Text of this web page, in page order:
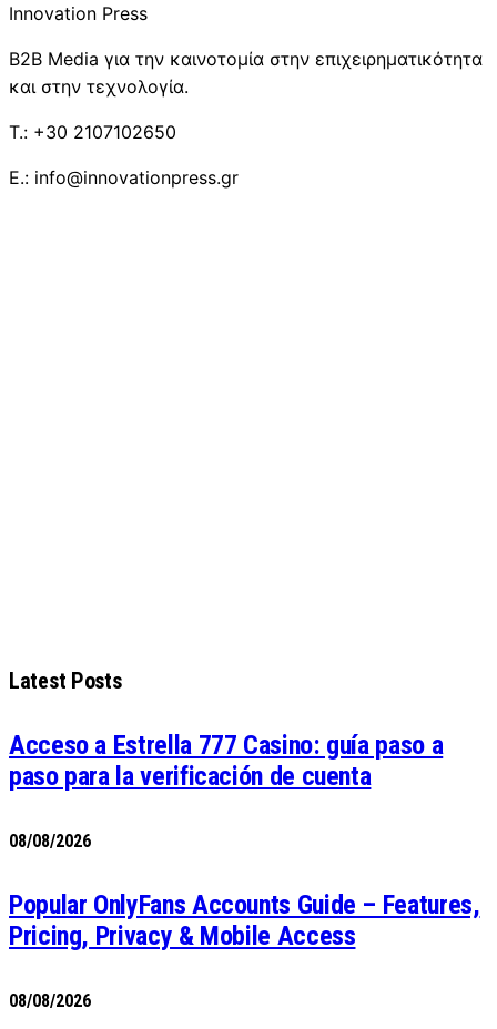
Innovation Press
B2B Media για την καινοτομία στην επιχειρηματικότητα
και στην τεχνολογία.
T.: +30 2107102650
E.: info@innovationpress.gr
Latest Posts
Acceso a Estrella 777 Casino: guía paso a
paso para la verificación de cuenta
08/08/2026
Popular OnlyFans Accounts Guide – Features,
Pricing, Privacy & Mobile Access
08/08/2026